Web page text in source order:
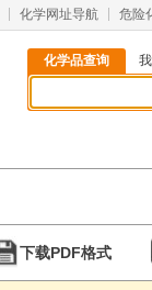
化学网址导航 危险
化学品查询
下载PDF格式